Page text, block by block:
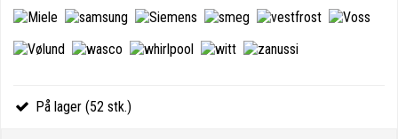
På lager (52 stk.)